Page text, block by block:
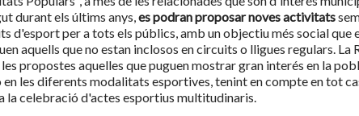
durant els últims anys,es podran proposar noves activitats
d'esport per a tots els públics, amb un objectiu més social que
aquells que no estan inclosos en circuits o lligues regulars. La
propostes aquelles que puguen mostrar gran interés en la
les diferents modalitats esportives, tenint en compte en tot
la celebració d'actes esportius multitudinaris.